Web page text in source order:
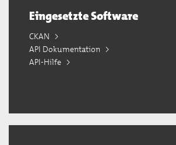
Eingesetzte Software
CKAN
API Dokumentation
API-Hilfe